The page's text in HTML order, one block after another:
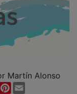
Martín Alonso
Pinterest